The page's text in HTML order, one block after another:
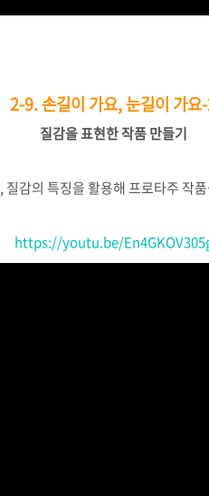
2-9.손길이 가요, 눈길이 가요
질감을표현한작품 만들기
, 질감의 특징을 활용해프로타주 작
https://youtu.be/